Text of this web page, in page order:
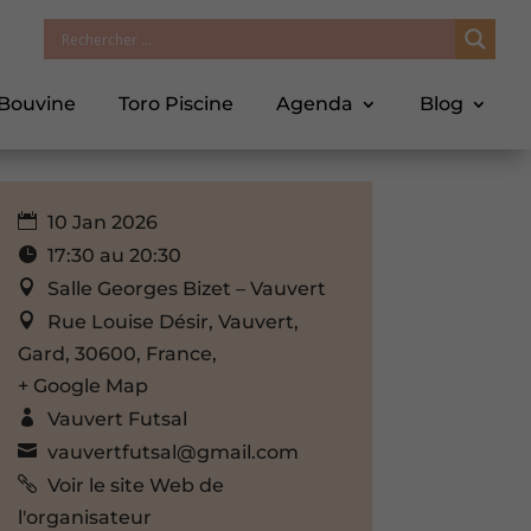
Toro Piscine Agenda Blog
10 Jan 2026
17:30 au 20:30
Salle Georges Bizet – Vauvert
Rue Louise Désir, Vauvert,
Gard, 30600, France,
+ Google Map
Vauvert Futsal
vauvertfutsal@gmail.com
Voir le site Web de
l'organisateur